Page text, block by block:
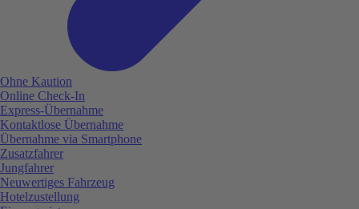
Ohne Kaution
Online Check-In
Express-Übernahme
Kontaktlose Übernahme
Übernahme via Smartphone
Zusatzfahrer
Jungfahrer
Neuwertiges Fahrzeug
Hotelzustellung